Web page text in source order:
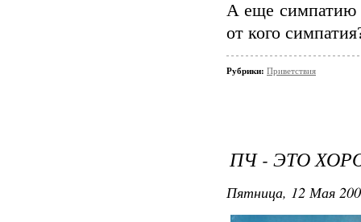
А еще симпатию
от кого
Рубрики: Приветствия
ПЧ - ЭТО
Пятница, 12 Мая